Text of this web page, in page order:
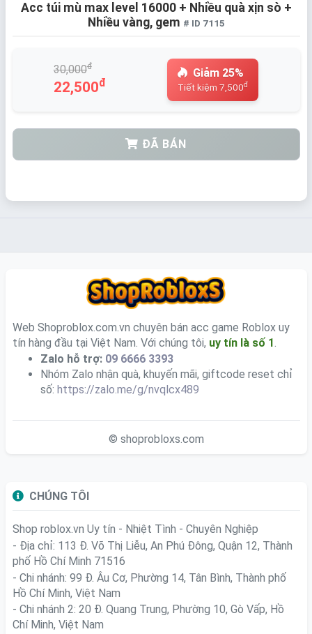
Acc túi mù max level 16000 + Nhiều quà xịn sò +
Nhiều vàng, gem # ID 7115
30,000đ
22,500đ
Giảm 25%
Tiết kiệm 7,500đ
ĐÃ BÁN
Web Shoproblox.com.vn chuyên bán acc game Roblox uy
tín hàng đầu tại Việt Nam. Với chúng tôi, uy tín là số 1.
Zalo hỗ trợ: 09 6666 3393
Nhóm Zalo nhận quà, khuyến mãi, giftcode reset chỉ
số: https://zalo.me/g/nvqlcx489
© shoprobloxs.com
CHÚNG TÔI
Shop roblox.vn Uy tín - Nhiệt Tình - Chuyên Nghiệp
- Địa chỉ: 113 Đ. Võ Thị Liễu, An Phú Đông, Quận 12, Thành
phố Hồ Chí Minh 71516
- Chi nhánh: 99 Đ. Âu Cơ, Phường 14, Tân Bình, Thành phố
Hồ Chí Minh, Việt Nam
- Chi nhánh 2: 20 Đ. Quang Trung, Phường 10, Gò Vấp, Hồ
Chí Minh, Việt Nam